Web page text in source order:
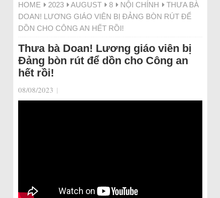
HOME 2023 AUGUST 8 NỘI CHÍNH
THƯA BÀ
DOAN! LƯƠNG GIÁO VIÊN BỊ ĐẢNG BÒN RÚT ĐỂ
DỒN CHO CÔNG AN HẾT RỒI!
Thưa bà Doan! Lương giáo viên bị
Đảng bòn rút để dồn cho Công an
hết rồi!
08/08/2023 |